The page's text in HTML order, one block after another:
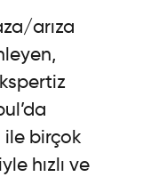
arıza
ile birçok
hızlı ve